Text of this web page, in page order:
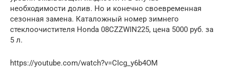
необходимости долив. Но и конечно своевременная
сезонная замена. Каталожный номер зимнего
стеклоочистителя Honda 08CZZWIN225, цена 5000 руб. за
5 л.
https://youtube.com/watch?v=CIcg_y6b4OM